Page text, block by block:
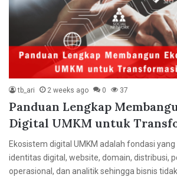
tb_ari 2 weeks ago 0 37
Panduan Lengkap
Digital UMKM untuk
Ekosistem digital UMKM adalah fondasi
identitas digital, website, domain, distribusi,
operasional, dan analitik sehingga bisnis